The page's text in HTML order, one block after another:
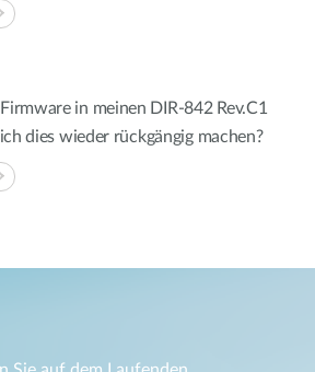
in meinen DIR-842 Rev.C1
dies wieder rückgängig machen?